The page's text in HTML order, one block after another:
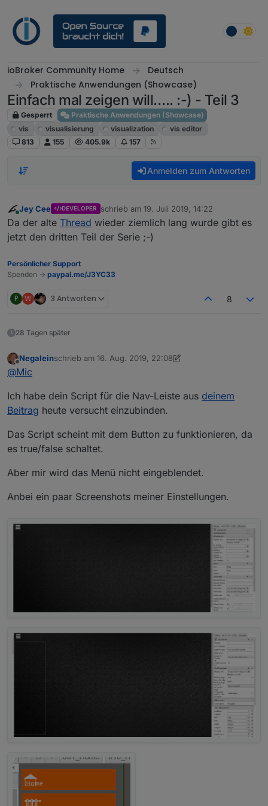
ioBroker Community Home
Deutsch
Praktische Anwendungen (Showcase)
Einfach mal zeigen will….. :-) - Teil 3
Gesperrt
Praktische Anwendungen (Showcase)
vis
visualisierung visualization
vis editor
813
155 405.9k 157
Anmelden zum Antworten
Online
Jey Cee DEVELOPER schrieb am 19. Juli 2019, 14:22
zuletzt editiert von
Da der alte Thread wieder ziemlich lang wurde gibt es
jetzt den dritten Teil der Serie ;-)
Persönlicher Support
Spenden -> paypal.me/J3YC33
P W 3 Antworten 8
28 Tagen später
Offline
Negaleinschrieb am 16. Aug. 2019, 22:08
zuletzt editiert von Negalein
@Mic
Ich habe dein Script für die Nav-Leiste aus deinem
Beitrag heute versucht einzubinden.
Das Script scheint mit dem Button zu funktionieren, da
es true/false schaltet.
Aber mir wird das Menü nicht eingeblendet.
Anbei ein paar Screenshots meiner Einstellungen.